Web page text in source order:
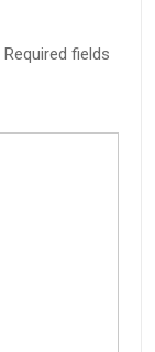
Required fields